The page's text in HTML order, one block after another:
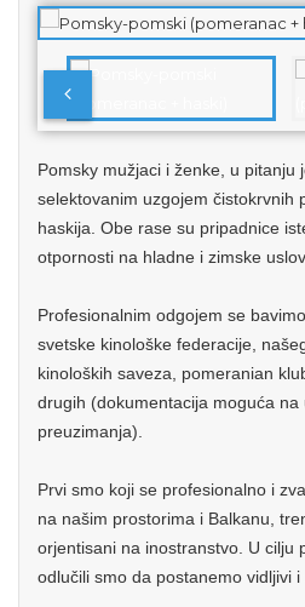
Pomsky mužjaci i ženke, u pitanju
selektovanim uzgojem čistokrvnih
haskija. Obe rase su pripadnice
otpornosti na hladne i zimske
Profesionalnim odgojem se
svetske kinološke federacije,
kinoloških saveza, pomeranian
drugih (dokumentacija moguća na
preuzimanja).
Prvi smo koji se profesionalno i
na našim prostorima i Balkanu,
orjentisani na inostranstvo. U cilju
odlučili smo da postanemo vidljivi i